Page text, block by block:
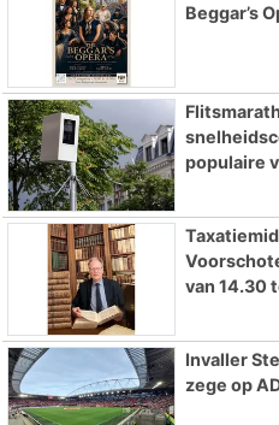
Beggar’s
populaire
van 14.30
Invaller
zege op